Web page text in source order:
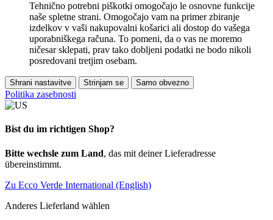
Tehnično potrebni piškotki omogočajo le osnovne funkcije
naše spletne strani. Omogočajo vam na primer zbiranje
izdelkov v vaši nakupovalni košarici ali dostop do vašega
uporabniškega računa. To pomeni, da o vas ne moremo
ničesar sklepati, prav tako dobljeni podatki ne bodo nikoli
posredovani tretjim osebam.
Shrani nastavitve Strinjam se Samo obvezno
Politika zasebnosti
Bist du im richtigen Shop?
Bitte wechsle zum Land, das mit deiner Lieferadresse
übereinstimmt.
Zu Ecco Verde International (English)
Anderes Lieferland wählen